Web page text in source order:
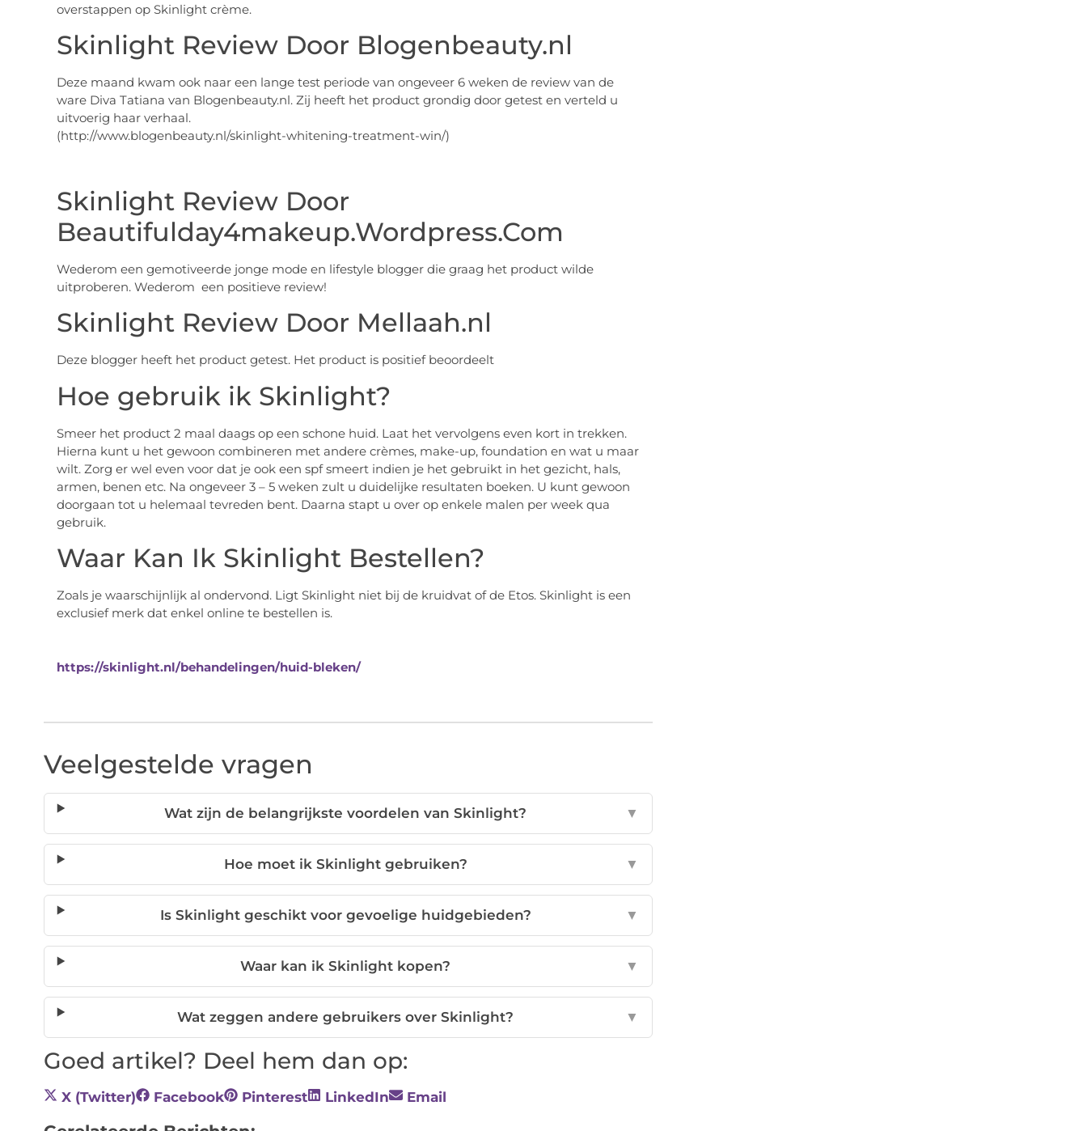
overstappen op Skinlight crème.
Skinlight Review Door Blogenbeauty.nl
Deze maand kwam ook naar een lange test periode van ongeveer 6 weken de review van de
ware Diva Tatiana van Blogenbeauty.nl. Zij heeft het product grondig door getest en verteld u
uitvoerig haar verhaal.
(http://www.blogenbeauty.nl/skinlight-whitening-treatment-win/)
Skinlight Review Door
Beautifulday4makeup.Wordpress.Com
Wederom een gemotiveerde jonge mode en lifestyle blogger die graag het product wilde
uitproberen. Wederom een positieve review!
Skinlight Review Door Mellaah.nl
Deze blogger heeft het product getest. Het product is positief beoordeelt
Hoe gebruik ik Skinlight?
Smeer het product 2 maal daags op een schone huid. Laat het vervolgens even kort in trekken.
Hierna kunt u het gewoon combineren met andere crèmes, make-up, foundation en wat u maar
wilt. Zorg er wel even voor dat je ook een spf smeert indien je het gebruikt in het gezicht, hals,
armen, benen etc. Na ongeveer 3 – 5 weken zult u duidelijke resultaten boeken. U kunt gewoon
doorgaan tot u helemaal tevreden bent. Daarna stapt u over op enkele malen per week qua
gebruik.
Waar Kan Ik Skinlight Bestellen?
Zoals je waarschijnlijk al ondervond. Ligt Skinlight niet bij de kruidvat of de Etos. Skinlight is een
exclusief merk dat enkel online te bestellen is.
https://skinlight.nl/behandelingen/huid-bleken/
Veelgestelde vragen
Wat zijn de belangrijkste voordelen van Skinlight? ▼
Hoe moet ik Skinlight gebruiken? ▼
Is Skinlight geschikt voor gevoelige huidgebieden? ▼
Waar kan ik Skinlight kopen? ▼
Wat zeggen andere gebruikers over Skinlight? ▼
Goed artikel? Deel hem dan op:
X (Twitter) Facebook Pinterest LinkedIn Email